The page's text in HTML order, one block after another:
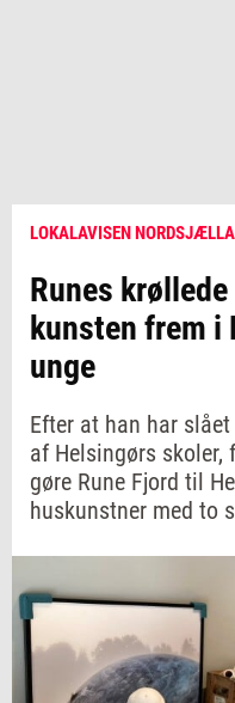
LOKALAVISEN
Runes
kunsten frem i
unge
Efter at han har
af Helsingørs skoler,
gøre Rune Fjord til
huskunstner med to